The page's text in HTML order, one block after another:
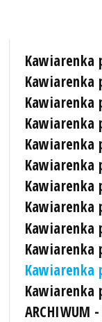
Kawiarenka
Kawiarenka
Kawiarenka
Kawiarenka
Kawiarenka
Kawiarenka
Kawiarenka
Kawiarenka
Kawiarenka
Kawiarenka
Kawiarenka
Kawiarenka
ARCHIWUM